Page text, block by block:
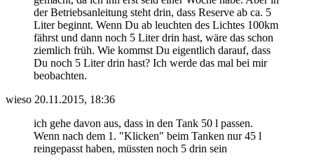
der Betriebsanleitung steht drin, dass Reserve ab ca. 5
Liter beginnt. Wenn Du ab leuchten des Lichtes 100km
fährst und dann noch 5 Liter drin hast, wäre das schon
ziemlich früh. Wie kommst Du eigentlich darauf, dass
Du noch 5 Liter drin hast? Ich werde das mal bei mir
beobachten.
wieso 20.11.2015, 18:36
ich gehe davon aus, dass in den Tank 50 l passen.
Wenn nach dem 1. "Klicken" beim Tanken nur 45 l
reingepasst haben, müssten noch 5 drin sein